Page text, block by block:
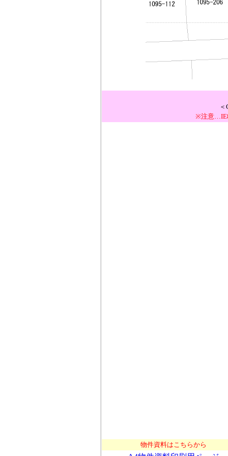
※注意
物件資料はこちらから